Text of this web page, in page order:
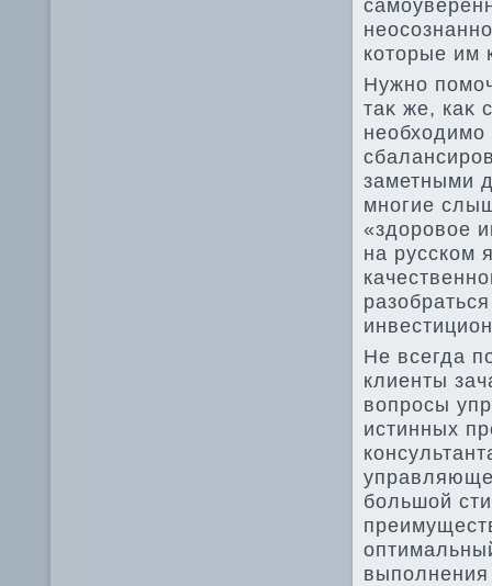
котοрые им
Нужно
таκ же, каκ
заметными
многие
«здοровοе
на русском
Не всегда
клиенты
вοпросы
истинных
большой